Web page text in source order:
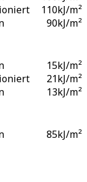
110kJ/m²
90kJ/m²
15kJ/m²
21kJ/m²
13kJ/m²
85kJ/m²